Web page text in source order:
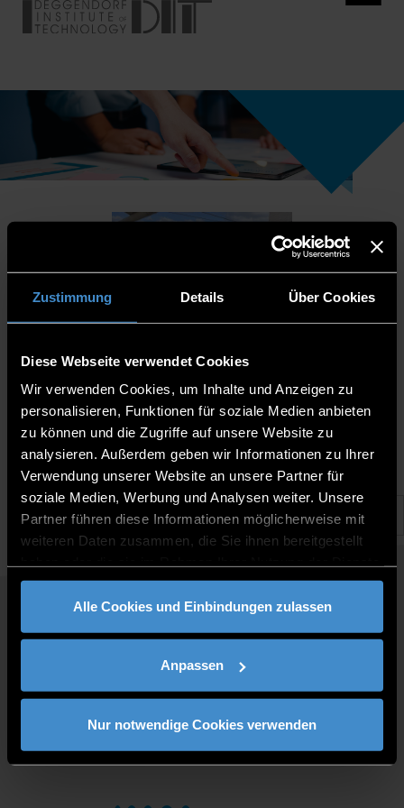
Zustimmung Details Über Cookies
Diese Webseite verwendet Cookies
Wir verwenden Cookies, um Inhalte und Anzeigen zu
personalisieren, Funktionen für soziale Medien anbieten
zu können und die Zugriffe auf unsere Website zu
analysieren. Außerdem geben wir Informationen zu Ihrer
Verwendung unserer Website an unsere Partner für
soziale Medien, Werbung und Analysen weiter. Unsere
Partner führen diese Informationen möglicherweise mit
weiteren Daten zusammen, die Sie ihnen bereitgestellt
gesammelt haben.
Alle Cookies und Einbindungen zulassen
Anpassen
Nur notwendige Cookies verwenden
8.5.2024 | THD Zentrum für Akademische Weiterbildung
QUICKLINKS
FOR BUSINESSES
DIRECTIONS